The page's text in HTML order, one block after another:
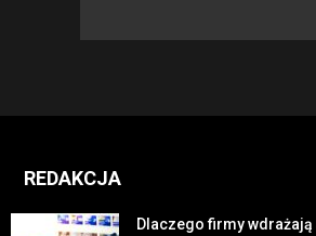
REDAKCJA
Dlaczego firmy wdrażają